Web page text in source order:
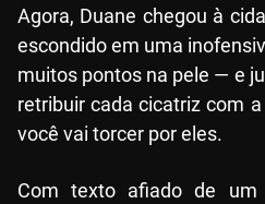
Agora, Duane chegou à
escondido em uma
muitos pontos na pele — e
retribuir cada cicatriz com
você vai torcer por eles.
Com texto afiado de um